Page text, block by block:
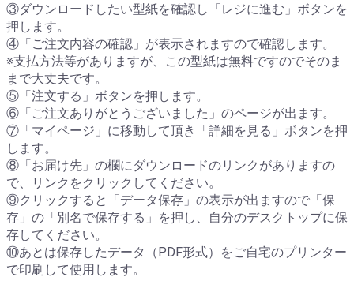
③ダウンロードしたい型紙を確認し「レジに進む」ボタンを
押します。
④「ご注文内容の確認」が表示されますので確認します。
※支払方法等がありますが、この型紙は無料ですのでそのま
まで大丈夫です。
⑤「注文する」ボタンを押します。
⑥「ご注文ありがとうございました」のページが出ます。
⑦「マイページ」に移動して頂き「詳細を見る」ボタンを押
します。
⑧「お届け先」の欄にダウンロードのリンクがありますの
で、リンクをクリックしてください。
⑨クリックすると「データ保存」の表示が出ますので「保
存」の「別名で保存する」を押し、自分のデスクトップに保
存してください。
⑩あとは保存したデータ（PDF形式）をご自宅のプリンター
で印刷して使用します。